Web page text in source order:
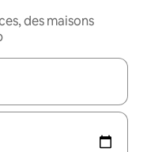
des maisons
les flèches vers le